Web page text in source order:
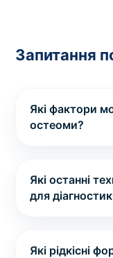
Запитання
Які фактори
остеоми?
Які останні
для
Які рідкісні